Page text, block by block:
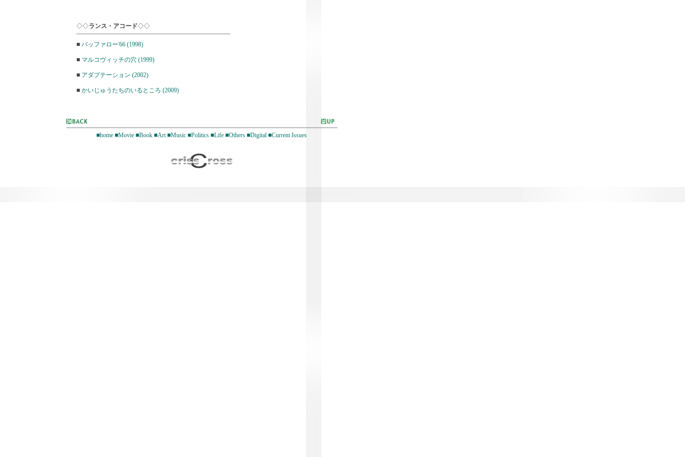
◇◇ランス・アコード◇◇
■ バッファロー'66 (1998)
■ マルコヴィッチの穴 (1999)
■ アダプテーション (2002)
■ かいじゅうたちのいるところ (2009)
■home ■Movie ■Book ■Art ■Music ■Politics ■Life ■Others ■Digital ■Current Issues